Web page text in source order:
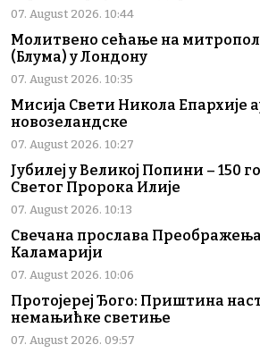
07. August 2026. 10:44
Молитвено сећање на
(Блума) у Лондону
07. August 2026. 10:35
Мисија Свети Никола Епархије
новозеландске
07. August 2026. 10:27
Јубилеј у Великој Попини – 150
Светог Пророка Илије
07. August 2026. 10:13
Свечана прослава
Каламарији
07. August 2026. 10:06
Протојереј Ђого: Приштина
немањићке светиње
07. August 2026. 09:57